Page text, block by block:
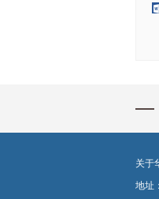
关于
地址